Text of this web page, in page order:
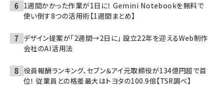
1週間かかった作業が1日に！ Gemini Notebookを無料で
使い倒す8つの活用術【1週間まとめ】
デザイン提案が「2週間→2日に」 設立22年を迎えるWeb制作
会社のAI活用法
役員報酬ランキング、セブン＆アイ元取締役が134億円超で首
位！ 従業員との格差最大はトヨタの100.9倍【TSR調べ】